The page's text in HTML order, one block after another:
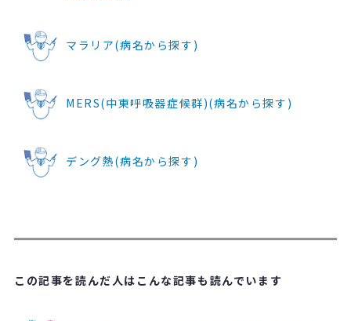
マラリア(病名から探す)
MERS(中東呼吸器症候群)(病名から探す)
デング熱(病名から探す)
この記事を読んだ人はこんな記事も読んでいます